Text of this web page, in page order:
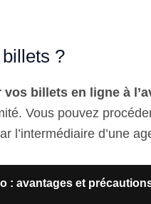
?
vos billets en ligne à
Vous pouvez
l’intermédiaire d’une
: avantages et